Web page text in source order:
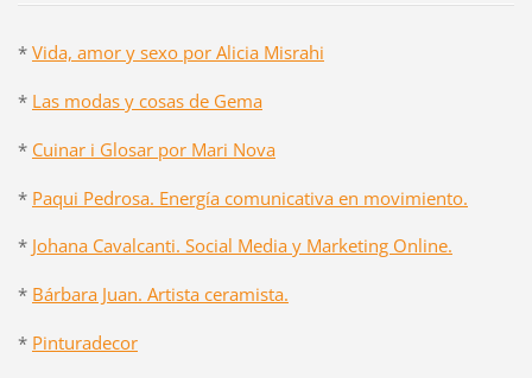
* Vida, amor y sexo por Alicia Misrahi
* Las modas y cosas de Gema
* Cuinar i Glosar por Mari Nova
* Paqui Pedrosa. Energía comunicativa en movimiento.
* Johana Cavalcanti. Social Media y Marketing Online.
* Bárbara Juan. Artista ceramista.
* Pinturadecor